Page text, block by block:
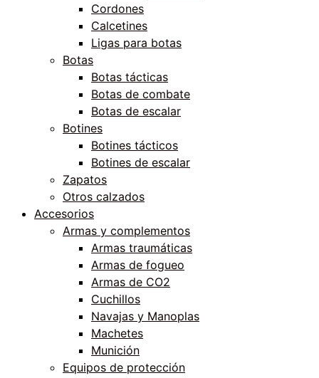
Cordones
Calcetines
Ligas para botas
Botas
Botas tácticas
Botas de combate
Botas de escalar
Botines
Botines tácticos
Botines de escalar
Zapatos
Otros calzados
Accesorios
Armas y complementos
Armas traumáticas
Armas de fogueo
Armas de CO2
Cuchillos
Navajas y Manoplas
Machetes
Munición
Equipos de protección